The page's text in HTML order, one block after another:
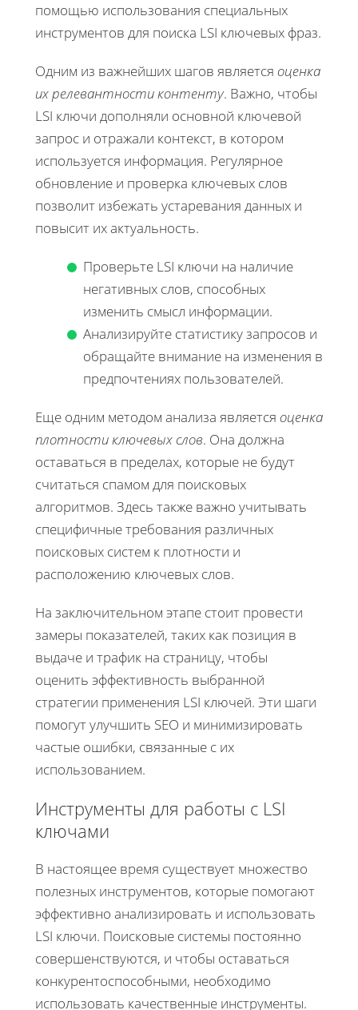
помощью использования специальных
инструментов для поиска LSI ключевых фраз.
Одним из важнейших шагов является оценка
их релевантности контенту. Важно, чтобы
LSI ключи дополняли основной ключевой
запрос и отражали контекст, в котором
используется информация. Регулярное
обновление и проверка ключевых слов
позволит избежать устаревания данных и
повысит их актуальность.
Проверьте LSI ключи на наличие
негативных слов, способных
изменить смысл информации.
Анализируйте статистику запросов и
обращайте внимание на изменения в
предпочтениях пользователей.
Еще одним методом анализа является оценка
плотности ключевых слов. Она должна
оставаться в пределах, которые не будут
считаться спамом для поисковых
алгоритмов. Здесь также важно учитывать
специфичные требования различных
поисковых систем к плотности и
расположению ключевых слов.
На заключительном этапе стоит провести
замеры показателей, таких как позиция в
выдаче и трафик на страницу, чтобы
оценить эффективность выбранной
стратегии применения LSI ключей. Эти шаги
помогут улучшить SEO и минимизировать
частые ошибки, связанные с их
использованием.
Инструменты для работы с LSI
ключами
В настоящее время существует множество
полезных инструментов, которые помогают
эффективно анализировать и использовать
LSI ключи. Поисковые системы постоянно
совершенствуются, и чтобы оставаться
конкурентоспособными, необходимо
использовать качественные инструменты.